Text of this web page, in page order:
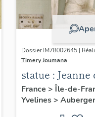
Dossier IM78002645 |
Timery Joumana
statue : Jeanne
France > Île-de-
Yvelines>